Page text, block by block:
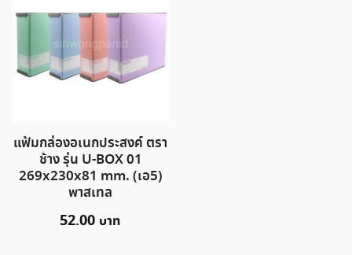
แฟ้มกล่องอเนกประสงค์ ตรา
ช้าง รุ่น U-BOX 01
269x230x81 mm. (เอ5)
พาสเทล
52.00